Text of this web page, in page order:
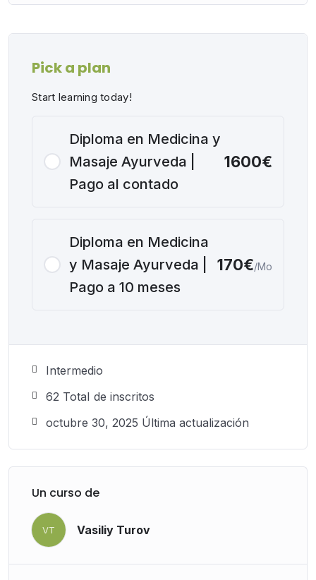
Pick a plan
Start learning today!
Diploma en Medicina y
Masaje Ayurveda |
Pago al contado
1600€
Diploma en Medicina
y Masaje Ayurveda |
Pago a 10 meses
170€/Mo
Intermedio
62 TotaI de inscritos
octubre 30, 2025 Última actualización
Un curso de
VT Vasiliy Turov